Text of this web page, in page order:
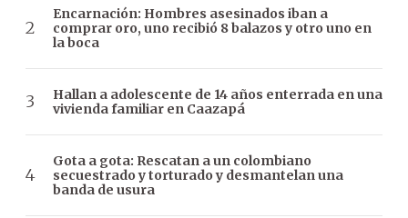
Encarnación: Hombres asesinados iban a
comprar oro, uno recibió 8 balazos y otro uno en
la boca
Hallan a adolescente de 14 años enterrada en una
vivienda familiar en Caazapá
Gota a gota: Rescatan a un colombiano
secuestrado y torturado y desmantelan una
banda de usura